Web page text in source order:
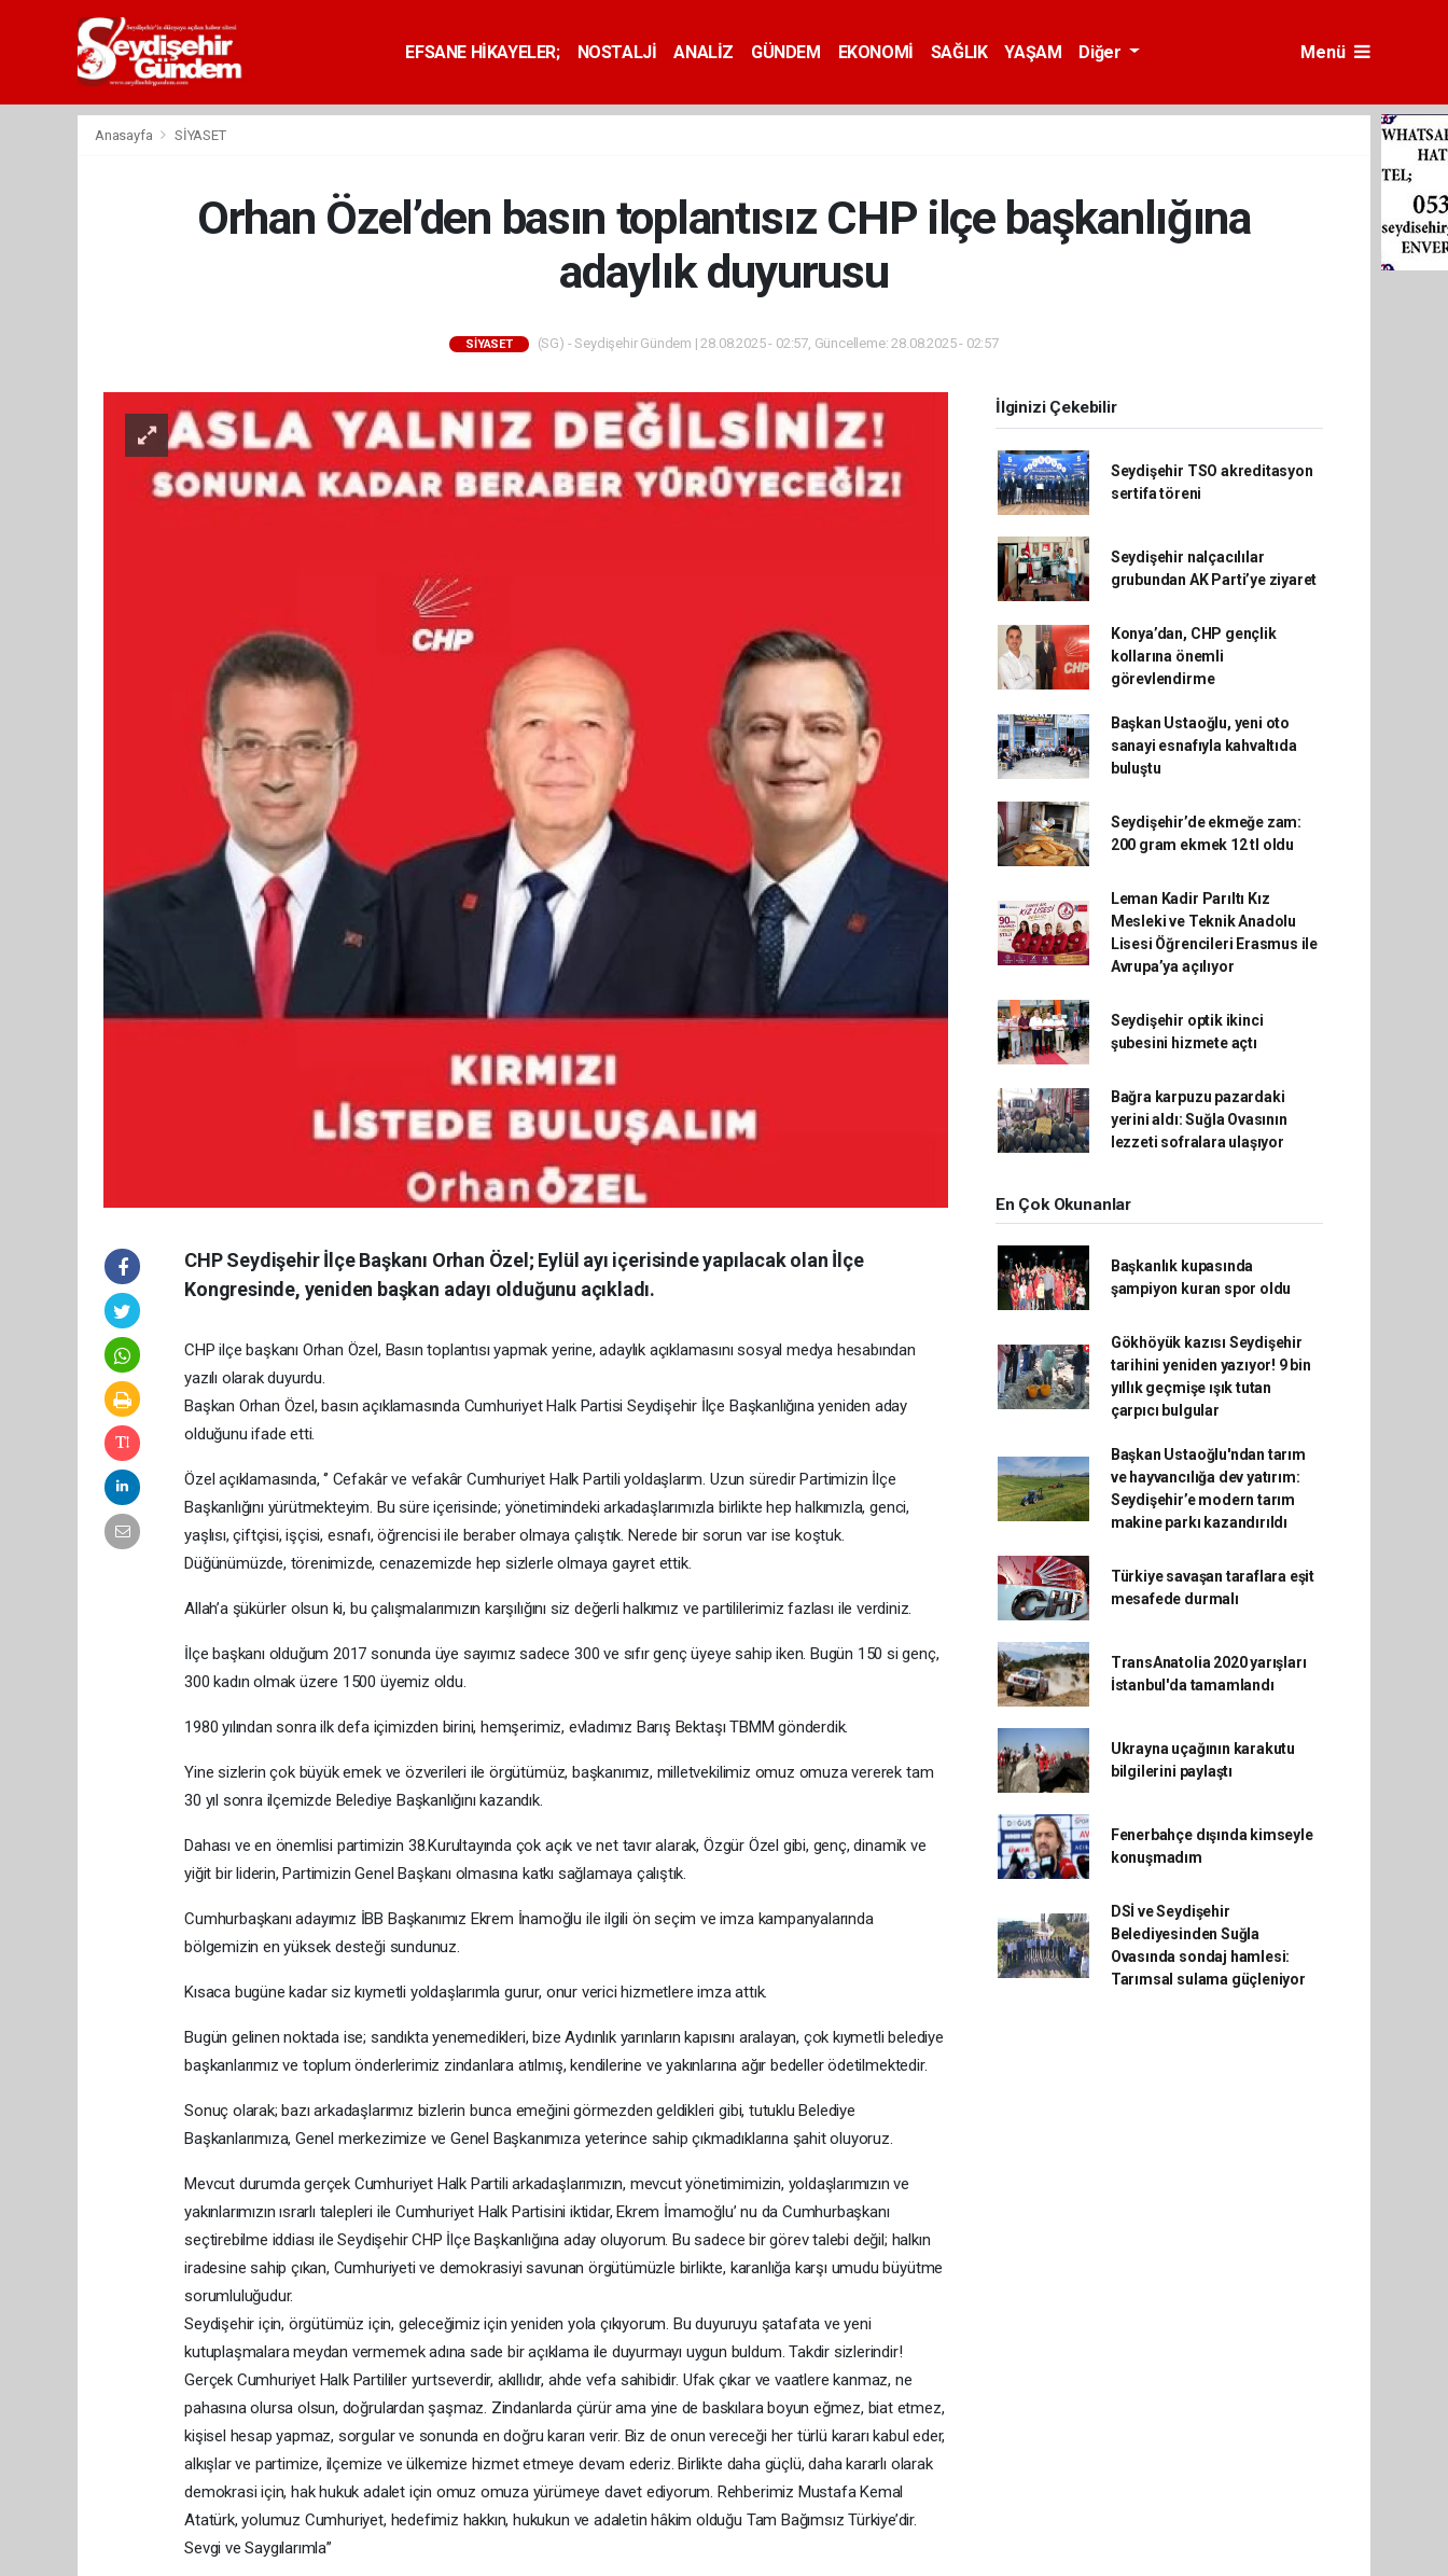
EFSANE HİKAYELER; NOSTALJİ ANALİZ GÜNDEM EKONOMİ SAĞLIK YAŞAM Diğer Menü
Anasayfa SİYASET
Orhan Özel’den basın toplantısız CHP ilçe başkanlığına
adaylık duyurusu
SİYASET (SG) - Seydişehir Gündem | 28.08.2025 - 02:57, Güncelleme: 28.08.2025 - 02:57
CHP Seydişehir İlçe Başkanı Orhan Özel; Eylül ayı içerisinde yapılacak olan İlçe
Kongresinde, yeniden başkan adayı olduğunu açıkladı.
CHP ilçe başkanı Orhan Özel, Basın toplantısı yapmak yerine, adaylık açıklamasını sosyal medya hesabından
yazılı olarak duyurdu.
Başkan Orhan Özel, basın açıklamasında Cumhuriyet Halk Partisi Seydişehir İlçe Başkanlığına yeniden aday
olduğunu ifade etti.
Özel açıklamasında, ‘’ Cefakâr ve vefakâr Cumhuriyet Halk Partili yoldaşlarım. Uzun süredir Partimizin İlçe
Başkanlığını yürütmekteyim. Bu süre içerisinde; yönetimindeki arkadaşlarımızla birlikte hep halkımızla, genci,
yaşlısı, çiftçisi, işçisi, esnafı, öğrencisi ile beraber olmaya çalıştık. Nerede bir sorun var ise koştuk.
Düğünümüzde, törenimizde, cenazemizde hep sizlerle olmaya gayret ettik.
Allah’a şükürler olsun ki, bu çalışmalarımızın karşılığını siz değerli halkımız ve partililerimiz fazlası ile verdiniz.
İlçe başkanı olduğum 2017 sonunda üye sayımız sadece 300 ve sıfır genç üyeye sahip iken. Bugün 150 si genç,
300 kadın olmak üzere 1500 üyemiz oldu.
1980 yılından sonra ilk defa içimizden birini, hemşerimiz, evladımız Barış Bektaşı TBMM gönderdik.
Yine sizlerin çok büyük emek ve özverileri ile örgütümüz, başkanımız, milletvekilimiz omuz omuza vererek tam
30 yıl sonra ilçemizde Belediye Başkanlığını kazandık.
Dahası ve en önemlisi partimizin 38.Kurultayında çok açık ve net tavır alarak, Özgür Özel gibi, genç, dinamik ve
yiğit bir liderin, Partimizin Genel Başkanı olmasına katkı sağlamaya çalıştık.
Cumhurbaşkanı adayımız İBB Başkanımız Ekrem İnamoğlu ile ilgili ön seçim ve imza kampanyalarında
bölgemizin en yüksek desteği sundunuz.
Kısaca bugüne kadar siz kıymetli yoldaşlarımla gurur, onur verici hizmetlere imza attık.
Bugün gelinen noktada ise; sandıkta yenemedikleri, bize Aydınlık yarınların kapısını aralayan, çok kıymetli belediye
başkanlarımız ve toplum önderlerimiz zindanlara atılmış, kendilerine ve yakınlarına ağır bedeller ödetilmektedir.
Sonuç olarak; bazı arkadaşlarımız bizlerin bunca emeğini görmezden geldikleri gibi, tutuklu Belediye
Başkanlarımıza, Genel merkezimize ve Genel Başkanımıza yeterince sahip çıkmadıklarına şahit oluyoruz.
Mevcut durumda gerçek Cumhuriyet Halk Partili arkadaşlarımızın, mevcut yönetimimizin, yoldaşlarımızın ve
yakınlarımızın ısrarlı talepleri ile Cumhuriyet Halk Partisini iktidar, Ekrem İmamoğlu’ nu da Cumhurbaşkanı
seçtirebilme iddiası ile Seydişehir CHP İlçe Başkanlığına aday oluyorum. Bu sadece bir görev talebi değil; halkın
iradesine sahip çıkan, Cumhuriyeti ve demokrasiyi savunan örgütümüzle birlikte, karanlığa karşı umudu büyütme
sorumluluğudur.
Seydişehir için, örgütümüz için, geleceğimiz için yeniden yola çıkıyorum. Bu duyuruyu şatafata ve yeni
kutuplaşmalara meydan vermemek adına sade bir açıklama ile duyurmayı uygun buldum. Takdir sizlerindir!
Gerçek Cumhuriyet Halk Partililer yurtseverdir, akıllıdır, ahde vefa sahibidir. Ufak çıkar ve vaatlere kanmaz, ne
pahasına olursa olsun, doğrulardan şaşmaz. Zindanlarda çürür ama yine de baskılara boyun eğmez, biat etmez,
kişisel hesap yapmaz, sorgular ve sonunda en doğru kararı verir. Biz de onun vereceği her türlü kararı kabul eder,
alkışlar ve partimize, ilçemize ve ülkemize hizmet etmeye devam ederiz. Birlikte daha güçlü, daha kararlı olarak
demokrasi için, hak hukuk adalet için omuz omuza yürümeye davet ediyorum. Rehberimiz Mustafa Kemal
Atatürk, yolumuz Cumhuriyet, hedefimiz hakkın, hukukun ve adaletin hâkim olduğu Tam Bağımsız Türkiye’dir.
Sevgi ve Saygılarımla’’
İlginizi Çekebilir
Seydişehir TSO akreditasyon
sertifa töreni
Seydişehir nalçacılılar
grubundan AK Parti’ye ziyaret
Konya’dan, CHP gençlik
kollarına önemli
görevlendirme
Başkan Ustaoğlu, yeni oto
sanayi esnafıyla kahvaltıda
buluştu
Seydişehir’de ekmeğe zam:
200 gram ekmek 12 tl oldu
Leman Kadir Parıltı Kız
Mesleki ve Teknik Anadolu
Lisesi Öğrencileri Erasmus ile
Avrupa’ya açılıyor
Seydişehir optik ikinci
şubesini hizmete açtı
Bağra karpuzu pazardaki
yerini aldı: Suğla Ovasının
lezzeti sofralara ulaşıyor
En Çok Okunanlar
Başkanlık kupasında
şampiyon kuran spor oldu
Gökhöyük kazısı Seydişehir
tarihini yeniden yazıyor! 9 bin
yıllık geçmişe ışık tutan
çarpıcı bulgular
Başkan Ustaoğlu'ndan tarım
ve hayvancılığa dev yatırım:
Seydişehir’e modern tarım
makine parkı kazandırıldı
Türkiye savaşan taraflara eşit
mesafede durmalı
TransAnatolia 2020 yarışları
İstanbul'da tamamlandı
Ukrayna uçağının karakutu
bilgilerini paylaştı
Fenerbahçe dışında kimseyle
konuşmadım
DSİ ve Seydişehir
Belediyesinden Suğla
Ovasında sondaj hamlesi:
Tarımsal sulama güçleniyor